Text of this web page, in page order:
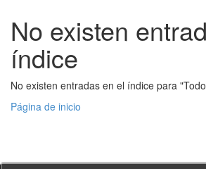
No existen
índice
No existen entradas en el índice para
Página de inicio